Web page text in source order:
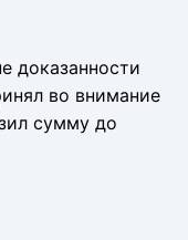
доказанности
во внимание
сумму до